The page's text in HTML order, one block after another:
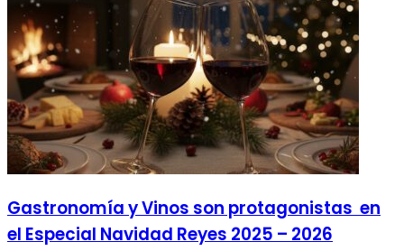
Gastronomía y Vinos son protagonistas en
el Especial Navidad Reyes 2025 – 2026